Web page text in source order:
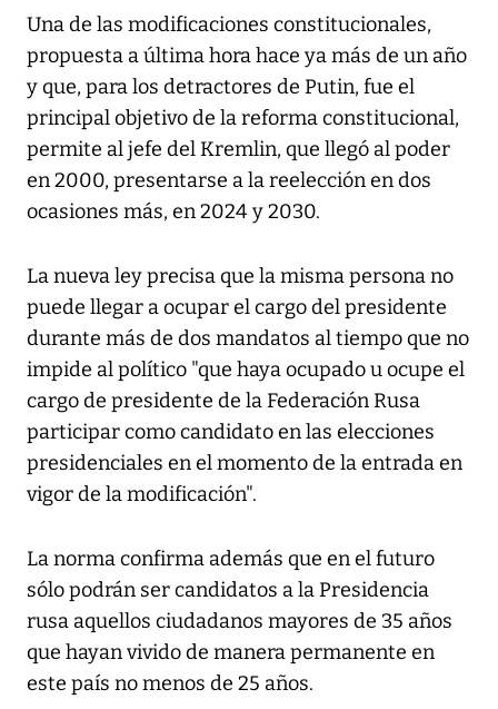
Una de las modificaciones constitucionales,
propuesta a última hora hace ya más de un año
y que, para los detractores de Putin, fue el
principal objetivo de la reforma constitucional,
permite al jefe del Kremlin, que llegó al poder
en 2000, presentarse a la reelección en dos
ocasiones más, en 2024 y 2030.
La nueva ley precisa que la misma persona no
puede llegar a ocupar el cargo del presidente
durante más de dos mandatos al tiempo que no
impide al político "que haya ocupado u ocupe el
cargo de presidente de la Federación Rusa
participar como candidato en las elecciones
presidenciales en el momento de la entrada en
vigor de la modificación".
La norma confirma además que en el futuro
sólo podrán ser candidatos a la Presidencia
rusa aquellos ciudadanos mayores de 35 años
que hayan vivido de manera permanente en
este país no menos de 25 años.